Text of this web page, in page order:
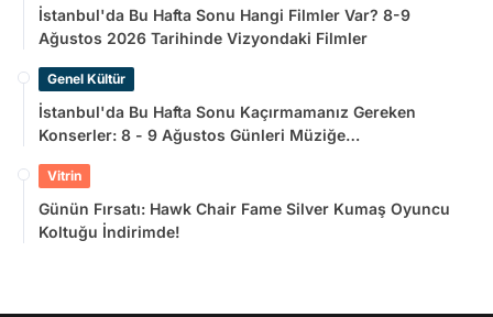
İstanbul'da Bu Hafta Sonu Hangi Filmler Var? 8-9
Ağustos 2026 Tarihinde Vizyondaki Filmler
Genel Kültür
İstanbul'da Bu Hafta Sonu Kaçırmamanız Gereken
Konserler: 8 - 9 Ağustos Günleri Müziğe
Vitrin
Günün Fırsatı: Hawk Chair Fame Silver Kumaş Oyuncu
Koltuğu İndirimde!